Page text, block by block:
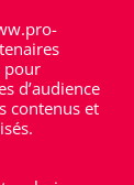
pour
d’audience
contenus et